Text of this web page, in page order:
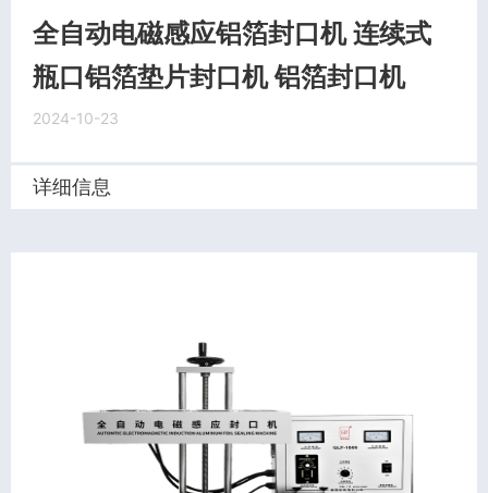
全自动电磁感应铝箔封口机 连续式
瓶口铝箔垫片封口机 铝箔封口机
2024-10-23
详细信息